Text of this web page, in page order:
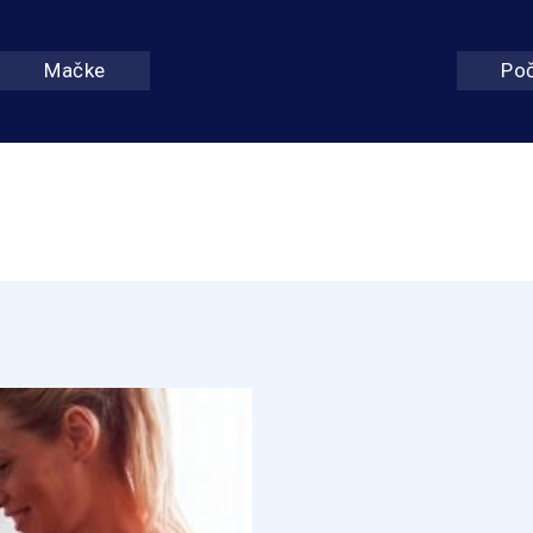
Mačke